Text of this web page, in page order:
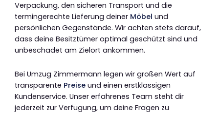
Verpackung, den sicheren Transport und die
termingerechte Lieferung deiner Möbel und
persönlichen Gegenstände. Wir achten stets darauf,
dass deine Besitztümer optimal geschützt sind und
unbeschadet am Zielort ankommen.
Bei Umzug Zimmermann legen wir großen Wert auf
transparente Preise und einen erstklassigen
Kundenservice. Unser erfahrenes Team steht dir
jederzeit zur Verfügung, um deine Fragen zu